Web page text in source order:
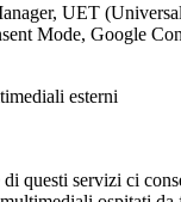
UET
Mode, Google
esterni
questi servizi ci